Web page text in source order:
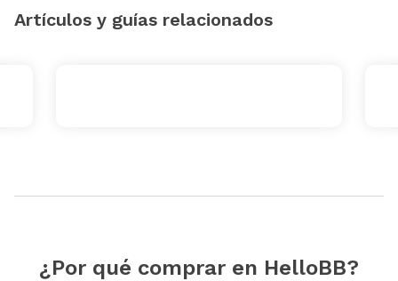
Artículos y guías relacionados
¿Por qué comprar en HelloBB?